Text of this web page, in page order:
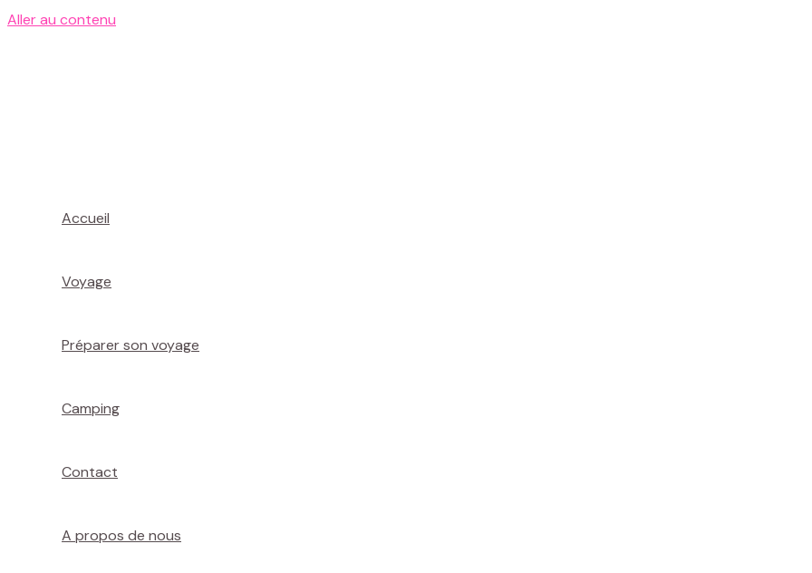
Aller au contenu
Accueil
Voyage
Préparer son voyage
Camping
Contact
A propos de nous